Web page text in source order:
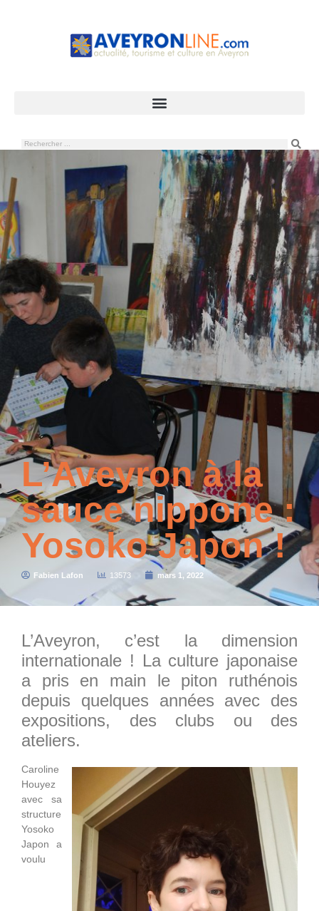
L’Aveyron à la
sauce nippone :
Yosoko Japon !
Fabien Lafon 13573 mars 1, 2022
L’Aveyron, c’est la dimension
internationale ! La culture japonaise
a pris en main le piton ruthénois
depuis quelques années avec des
expositions, des clubs ou des
ateliers.
Caroline
Houyez
avec sa
structure
Yosoko
Japon a
voulu